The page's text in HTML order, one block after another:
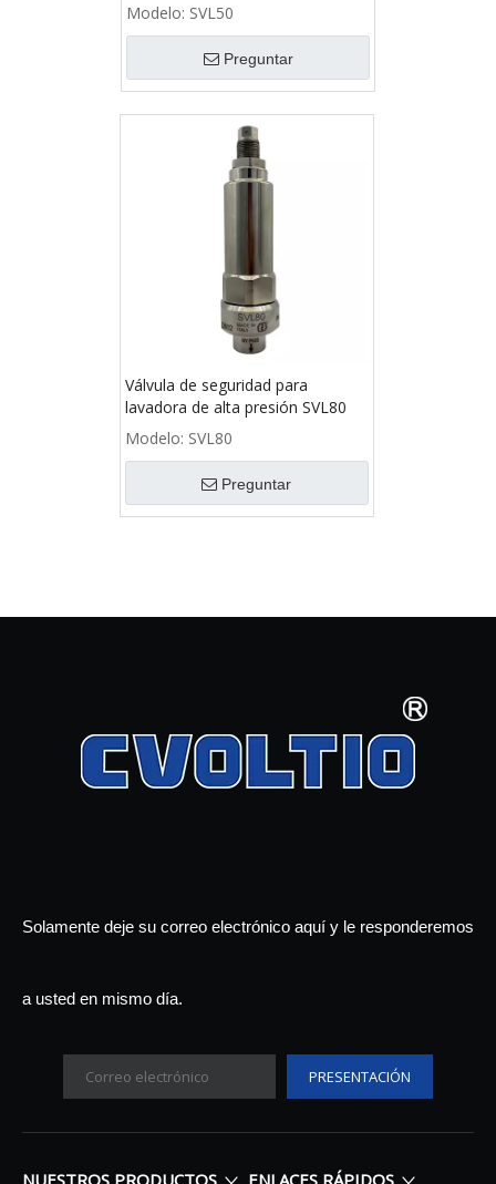
Modelo: SVL50
Preguntar
Válvula de seguridad para
lavadora de alta presión SVL80
Modelo: SVL80
Preguntar
Solamente deje su correo electrónico aquí y le responderemos
a usted en mismo día.
PRESENTACIÓN